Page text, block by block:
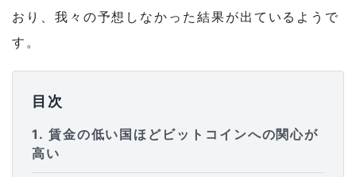
おり、我々の予想しなかった結果が出ているようで
す。
目次
1
賃金の低い国ほどビットコインへの関心が
高い